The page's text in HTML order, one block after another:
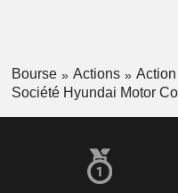
Bourse Actions
Société Hyundai Motor